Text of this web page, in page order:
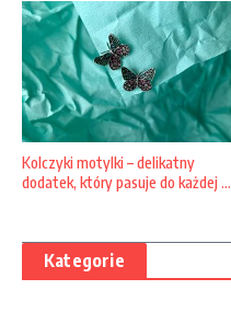
Kolczyki motylki – delikatny
dodatek, który pasuje do każdej ...
Kategorie